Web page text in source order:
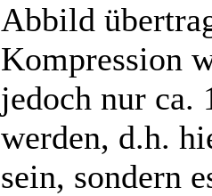
Abbild
Kompression
jedoch nur ca.
werden, d.h.
sein, sondern